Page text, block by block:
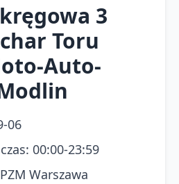
3
Toru
Auto-
06
: 00:00-23:59
PZM Warszawa